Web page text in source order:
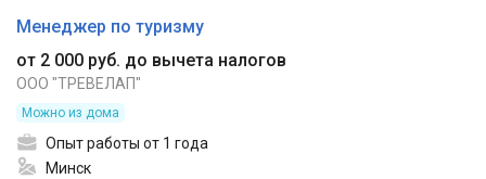
Менеджер по туризму
от 2 000 руб. до вычета налогов
ООО "ТРЕВЕЛАП"
Можно из дома
Опыт работы от 1 года
Минск